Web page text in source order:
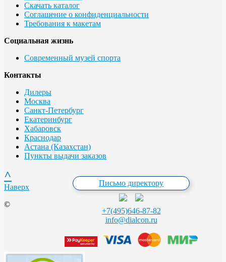
Скачать каталог
Соглашение о конфиденциальности
Требования к макетам
Социальная жизнь
Современный музей спорта
Контакты
Дилеры
Москва
Санкт-Петербург
Екатеринбург
Хабаровск
Краснодар
Астана (Казахстан)
Пункты выдачи заказов
Письмо директору
+7(495)646-87-82
info@dialcon.ru
^
Наверх
©